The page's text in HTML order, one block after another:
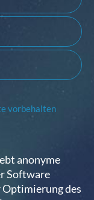
vorbehalten
anonyme
Software
Optimierung des